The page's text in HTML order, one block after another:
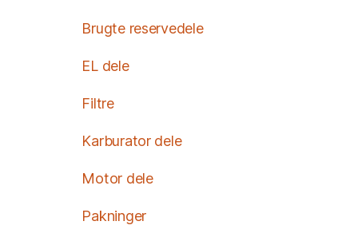
Brugte reservedele
EL dele
Filtre
Karburator dele
Motor dele
Pakninger